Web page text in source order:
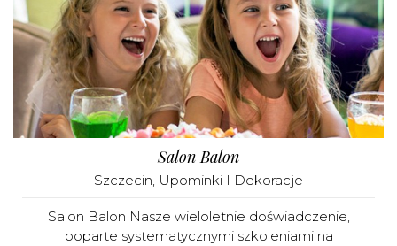
Salon Balon
Szczecin, Upominki I Dekoracje
Salon Balon Nasze wieloletnie doświadczenie,
poparte systematycznymi szkoleniami na